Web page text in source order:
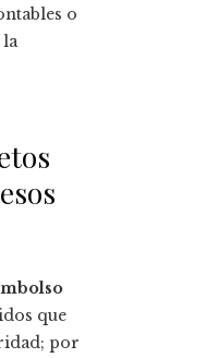
o
la
que
por